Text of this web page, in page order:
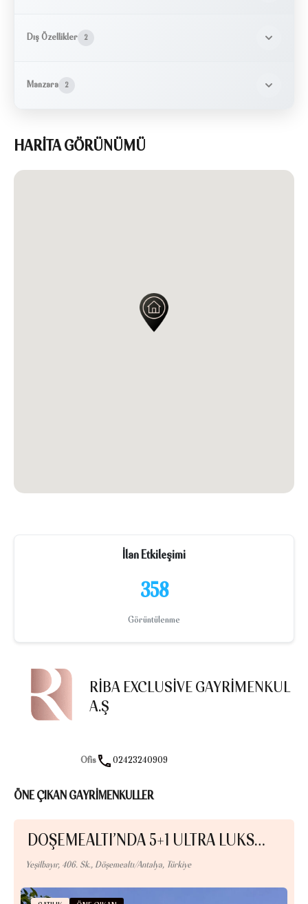
Dış Özellikler 2
Manzara 2
HARİTA GÖRÜNÜMÜ
İlan Etkileşimi
358
Görüntülenme
RIBA EXCLUSIVE GAYRIMENKUL
A.Ş
Ofis 02423240909
ÖNE ÇIKAN GAYRİMENKULLER
DÖŞEMEALTI’NDA 5+1 ULTRA LÜKS…
Yeşilbayır, 406. Sk., Döşemealtı/Antalya, Türkiye